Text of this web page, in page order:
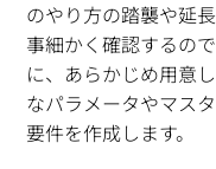
のやり方の踏襲や延
事細かく確認するの
に、あらかじめ用意
なパラメータやマス
要件を作成します。